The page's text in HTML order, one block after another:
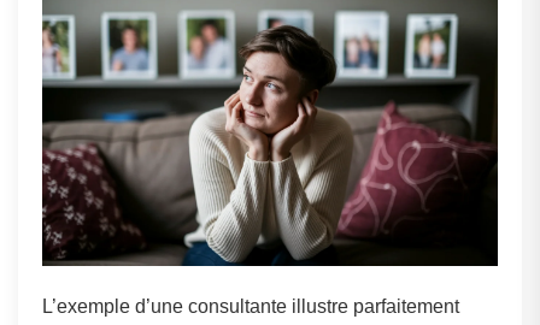
L’exemple d’une consultante illustre parfaitement